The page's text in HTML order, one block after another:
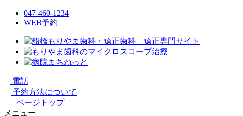
047-460-1234
WEB予約
電話
予約方法について
ページトップ
メニュー